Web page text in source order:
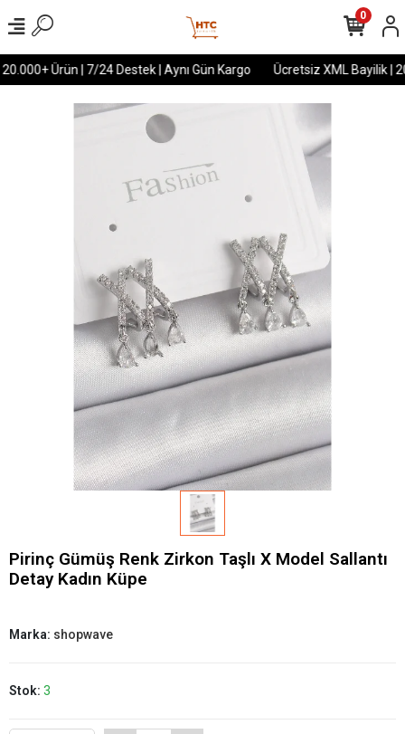
Ürün | 7/24 Destek | Aynı Gün Kargo Ücretsiz XML Bayilik |
0
Pirinç Gümüş Renk Zirkon Taşlı X Model Sallantı
Detay Kadın Küpe
Marka: shopwave
Stok: 3